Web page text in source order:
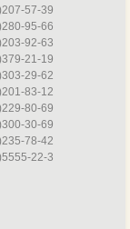
57-39
95-66
92-63
21-19
29-62
83-12
80-69
30-69
78-42
22-3